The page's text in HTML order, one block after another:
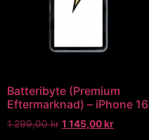
Batteribyte (Premium
Eftermarknad) – iPhone 16
1 299,00kr 1 145,00kr